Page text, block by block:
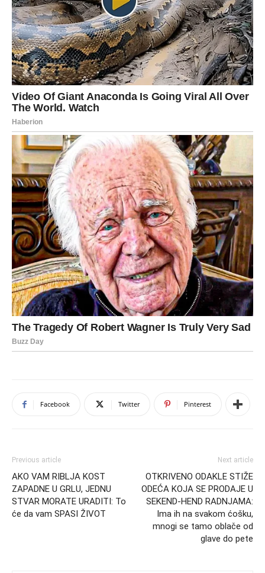
Facebook Twitter Pinterest
Previous article
AKO VAM RIBLJA KOST
ZAPADNE U GRLU, JEDNU
STVAR MORATE URADITI: To
će da vam SPASI ŽIVOT
Next article
OTKRIVENO ODAKLE STIŽE
ODEĆA KOJA SE PRODAJE U
SEKEND-HEND RADNJAMA:
Ima ih na svakom ćošku,
mnogi se tamo oblače od
glave do pete